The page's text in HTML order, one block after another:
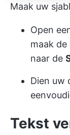
Maak uw
Open
maak
naar de
Dien uw
Tekst